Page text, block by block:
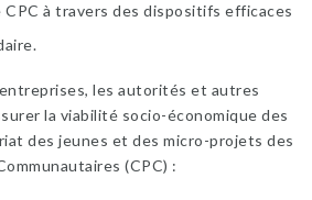
à travers des dispositifs efficaces
les autorités et autres
la viabilité socio-économique des
des jeunes et des micro-projets des
(CPC) :